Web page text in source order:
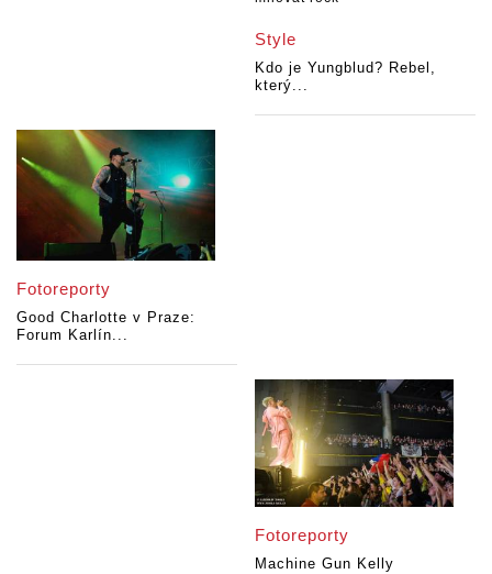
Style
Kdo je Yungblud? Rebel,
který...
Fotoreporty
Good Charlotte v Praze:
Forum Karlín...
Fotoreporty
Machine Gun Kelly